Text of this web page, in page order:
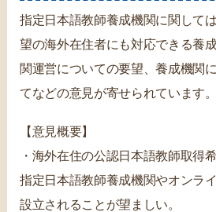
指定日本語教師養成機関に関して
望の海外在住者にも対応できる養
関運営についての要望、養成機関
てなどの意見が寄せられています。
【意見概要】
・海外在住の公認日本語教師取得
指定日本語教師養成機関やオンラ
設立されることが望ましい。